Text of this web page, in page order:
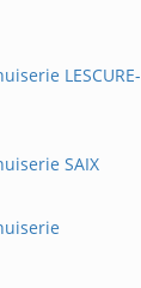
LESCURE-
SAIX